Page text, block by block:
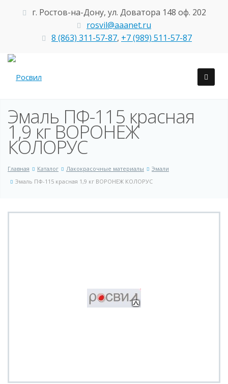
г. Ростов-на-Дону, ул. Доватора 148 оф. 202
rosvil@aaanet.ru
8 (863) 311-57-87, +7 (989) 511-57-87
Эмаль ПФ-115 красная
1,9 кг ВОРОНЕЖ
КОЛОРУС
Главная Каталог Лакокрасочные материалы
Эмали
Эмаль ПФ-115 красная 1,9 кг ВОРОНЕЖ КОЛОРУС